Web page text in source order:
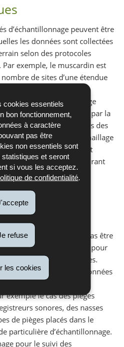
cookies essentiels
bon fonctionnement,
à caractère
pas être
non essentiels sont
et seront
si vous les acceptez.
de confidentialité
refuse
les cookies
d’échantillonnage peuvent être
les données sont collectées
selon des protocoles
exemple, le muscardin est
de sites d’une étendue
des carrés de 1x1 km
stratégie d’échantillonnage
espèces de lézards visés par la
recherchés dans des
le territoire selon un maillage
constitue typiquement
d’amphibiens durant
peuvent dans certains cas être
étendue trop petite pour
de lignes ou de surfaces.
par leurs coordonnées
ponctuelles
exemple le cas des pièges
sonores, des nasses
de pièges placés dans le
particulière d’échantillonnage.
pour le suivi des